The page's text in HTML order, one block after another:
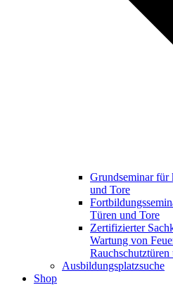
Grundseminar für
und Tore
Türen und Tore
Zertifizierter
Wartung von
Rauchschutztüren
Ausbildungsplatzsuche
Shop